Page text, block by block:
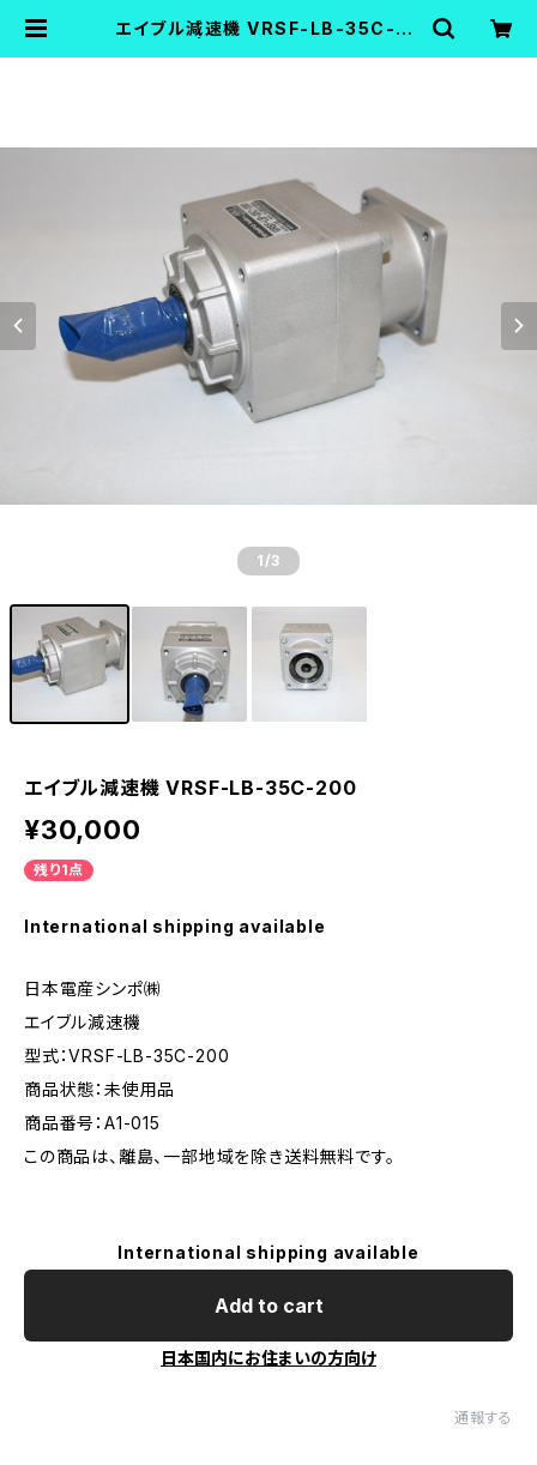
エイブル減速機 VRSF-LB-35C-20
1 /3
エイブル減速機 VRSF-LB-35C-200
¥30,000
残り1点
International shipping available
日本電産シンポ㈱
エイブル減速機
型式：VRSF-LB-35C-200
商品状態：未使用品
商品番号：A1-015
この商品は、離島、一部地域を除き送料無料です。
International shipping available
Add to cart
日本国内にお住まいの方向け
通報する